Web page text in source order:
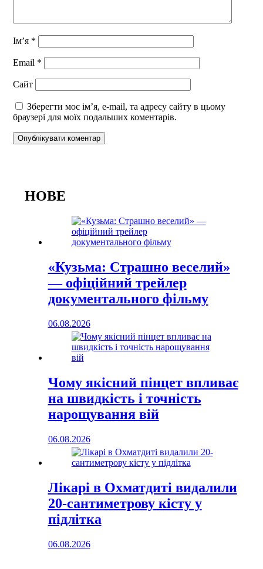
Ім’я *
Email *
Сайт
Зберегти моє ім’я, e-mail, та адресу сайту в цьому
браузері для моїх подальших коментарів.
НОВЕ
«Кузьма: Страшно веселий»
— офіційний трейлер
документального фільму
06.08.2026
Чому якісний пінцет впливає
на швидкість і точність
нарощування вій
06.08.2026
Лікарі в Охматдиті видалили
20-сантиметрову кісту у
підлітка
06.08.2026